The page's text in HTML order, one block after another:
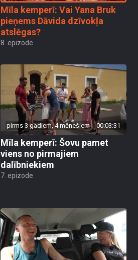
Mīla kemperī: Vai Yana Bruk
pieņems Dāvida dzīvokļa
atslēgas?
8. epizode
pirms 3 gadiem, 4 mēnešiem 00:03:31
Mīla kemperī: Šovu pamet
viens no pirmajiem
dalībniekiem
7. epizode